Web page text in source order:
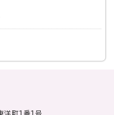
町1番1号